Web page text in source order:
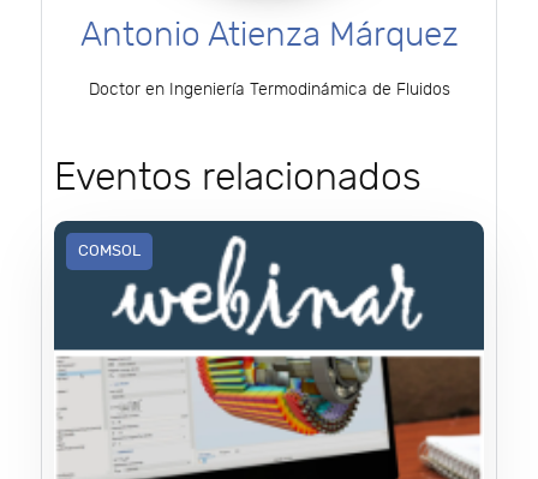
Antonio Atienza Márquez
Doctor en Ingeniería Termodinámica de Fluidos
Eventos relacionados
COMSOL